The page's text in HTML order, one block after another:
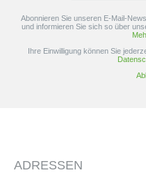
Abonnieren Sie unseren E-Mail-
und informieren Sie sich so über
Ihre Einwilligung können Sie
ADRESSEN